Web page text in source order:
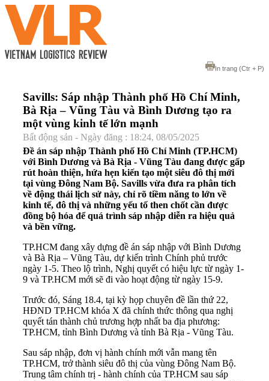
In trang (Ctr + P)
Savills: Sáp nhập Thành phố Hồ Chí Minh,
Bà Rịa – Vũng Tàu và Bình Dương tạo ra
một vùng kinh tế lớn mạnh
Bất động sản - Ngày đăng : 18:24, 08/05/2025
Đề án sáp nhập Thành phố Hồ Chí Minh (TP.HCM)
với Bình Dương và Bà Rịa - Vũng Tàu đang được gấp
rút hoàn thiện, hứa hẹn kiến tạo một siêu đô thị mới
tại vùng Đông Nam Bộ. Savills vừa đưa ra phân tích
về động thái lịch sử này, chỉ rõ tiềm năng to lớn về
kinh tế, đô thị và những yếu tố then chốt cần được
đồng bộ hóa để quá trình sáp nhập diễn ra hiệu quả
và bền vững.
TP.HCM đang xây dựng đề án sáp nhập với Bình Dương
và Bà Rịa – Vũng Tàu, dự kiến trình Chính phủ trước
ngày 1-5. Theo lộ trình, Nghị quyết có hiệu lực từ ngày 1-
9 và TP.HCM mới sẽ đi vào hoạt động từ ngày 15-9.
Trước đó, Sáng 18.4, tại kỳ họp chuyên đề lần thứ 22,
HĐND TP.HCM khóa X đã chính thức thông qua nghị
quyết tán thành chủ trương hợp nhất ba địa phương:
TP.HCM, tỉnh Bình Dương và tỉnh Bà Rịa - Vũng Tàu.
Sau sáp nhập, đơn vị hành chính mới vẫn mang tên
TP.HCM, trở thành siêu đô thị của vùng Đông Nam Bộ.
Trung tâm chính trị - hành chính của TP.HCM sau sáp